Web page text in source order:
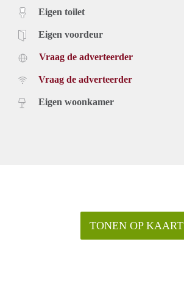
Eigen toilet
Eigen voordeur
Vraag de adverteerder
Vraag de adverteerder
Eigen woonkamer
TONEN OP KAART